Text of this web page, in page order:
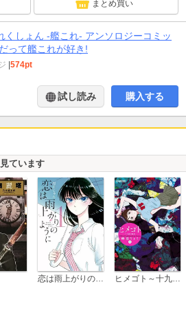
まとめ買い
くしょん -艦これ- アンソロジーコミッ
って艦これが好き!
|574pt
試し読み 購入する
ています
ヒメゴト～十九歳の制服～